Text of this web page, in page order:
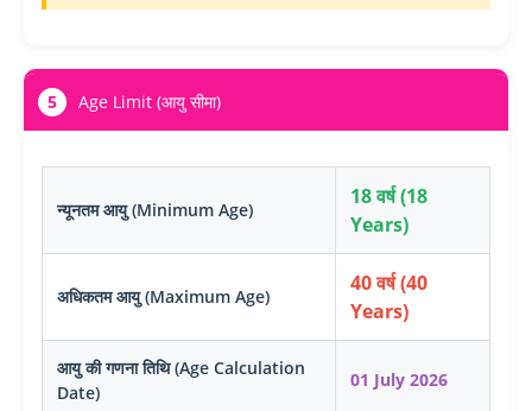
5 Age Limit (आयु सीमा)
न्यूनतम आयु (Minimum Age)
18 वर्ष (18
Years)
अधिकतम आयु (Maximum Age)
40 वर्ष (40
Years)
आयु की गणना तिथि (Age Calculation
Date)
01 July 2026